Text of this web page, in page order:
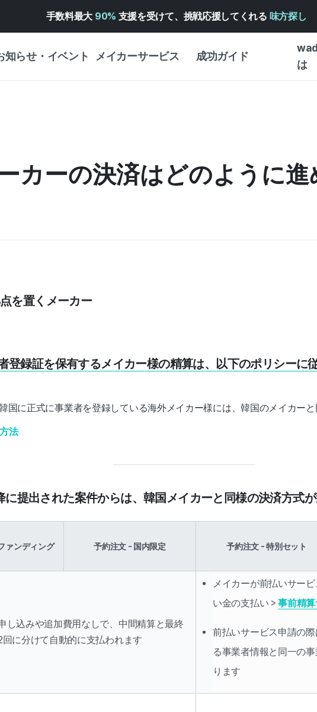
手数料最大 90% 支援を受けて、挑戦応援してくれる 味方探し
知らせ・イベント メイカーサービス 成功ガイド
は
展カレンダー
WADIZアワード ↗︎
成功ストーリー
創作型
ビジネ
カーの決済はどのように
を置くメーカー
登録証を保有するメイカー様の精算は、以下のポリシーに
国に正式に事業者を登録している海外メイカー様には、韓国のメイカー
法
提出された案件からは、韓国メイカーと同様の決済方式
ァンディング 予約注文 - 国内限定 予約注文 - 特別セット
し込みや追加費用なしで、中間精算と最終
に分けて自動的に支払われます
メイカーが前払いサー
い金の支払い > 事前精
前払いサービス申請の
る事業者情報と同一の
ります